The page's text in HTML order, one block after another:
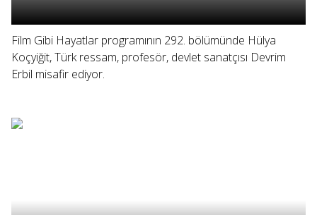
Film Gibi Hayatlar programının 292. bölümünde Hülya
Koçyiğit, Türk ressam, profesör, devlet sanatçısı Devrim
Erbil misafir ediyor.